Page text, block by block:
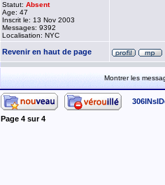
Statut: Absent
Age: 47
Inscrit le: 13 Nov 2003
Messages: 9392
Localisation: NYC
Revenir en haut de page
Montrer les
Page 4 sur4